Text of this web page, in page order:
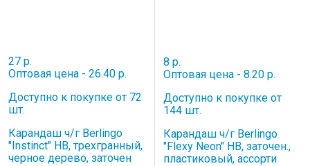
27 р.
Оптовая цена - 26.40 р.
Доступно к покупке от 72
шт.
Карандаш ч/г Berlingo
"Instinct" HB, трехгранный,
черное дерево, заточен
8 р.
Оптовая цена - 8.20 р.
Доступно к покупке от
144 шт.
Карандаш ч/г Berlingo
"Flexy Neon" HB, заточен.,
пластиковый, ассорти